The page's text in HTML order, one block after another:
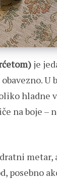
je
U
hladne
na boje –
posebno